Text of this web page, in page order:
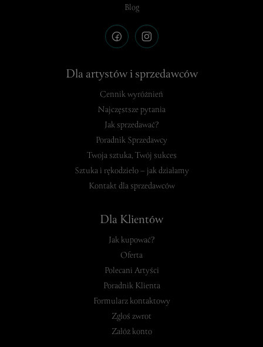
Blog
Dla artystów i sprzedawców
Cennik wyróżnień
Najczęstsze pytania
Jak sprzedawać?
Poradnik Sprzedawcy
Twoja sztuka, Twój sukces
Sztuka i rękodzieło – jak działamy
Kontakt dla sprzedawców
Dla Klientów
Jak kupować?
Oferta
Polecani Artyści
Poradnik Klienta
Formularz kontaktowy
Zgłoś zwrot
Załóż konto